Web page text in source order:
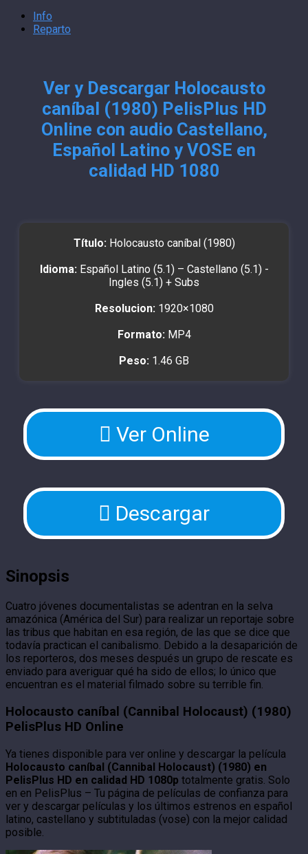
Info
Reparto
Ver y Descargar Holocausto
caníbal (1980) PelisPlus HD
Online con audio Castellano,
Español Latino y VOSE en
calidad HD 1080
Título: Holocausto caníbal (1980)
Idioma: Español Latino (5.1) – Castellano (5.1) -
Ingles (5.1) + Subs
Resolucion: 1920×1080
Formato: MP4
Peso: 1.46 GB
Ver Online
Descargar
Sinopsis
Cuatro jóvenes documentalistas se adentran en la selva
amazónica (América del Sur) para realizar un reportaje sobre
las tribus que habitan en esa región, de las que se dice que
todavía practican el canibalismo. Debido a la desaparición de
los reporteros, dos meses después un grupo de rescate es
enviado para averiguar qué ha sido de ellos; lo único que
encuentran es el material filmado sobre su terrible fin.
Holocausto caníbal (Cannibal Holocaust) (1980)
PelisPlus HD Online
Ya tienes disponible para ver online y descargar la película
Holocausto caníbal (Cannibal Holocaust) (1980) en
PelisPlus HD en calidad HD 1080p totalmente gratis. Solo
en en PelisPlus – Tu página de películas de confianza para
ver y descargar películas y los últimos estrenos en español
latino, castellano y subtituladas (vose) con la mejor calidad
posible.